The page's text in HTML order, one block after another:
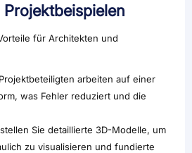
für Architekten und
arbeiten auf einer
was Fehler reduziert und die
Sie detaillierte 3D-Modelle, um
zu visualisieren und fundierte